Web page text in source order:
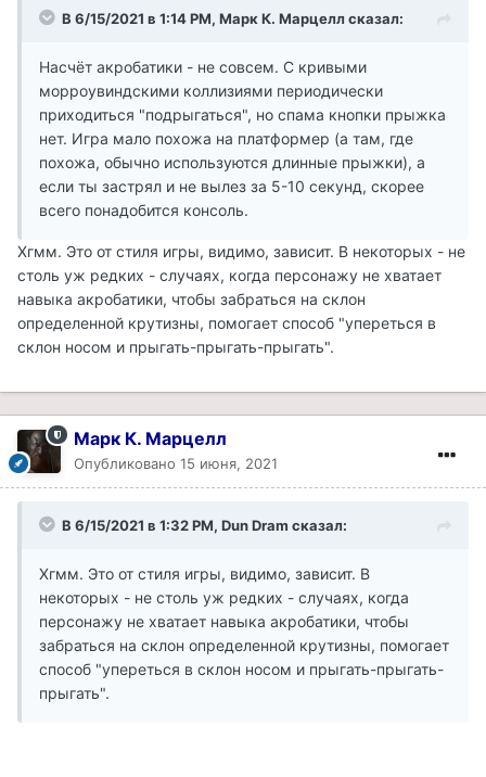
В 6/15/2021 в 1:14 PM, Марк К. Марцелл сказал:
Насчёт акробатики - не совсем. С кривыми
морроувиндскими коллизиями периодически
приходиться "подрыгаться", но спама кнопки прыжка
нет. Игра мало похожа на платформер (а там, где
похожа, обычно используются длинные прыжки), а
если ты застрял и не вылез за 5-10 секунд, скорее
всего понадобится консоль.
Хгмм. Это от стиля игры, видимо, зависит. В некоторых - не
столь уж редких - случаях, когда персонажу не хватает
навыка акробатики, чтобы забраться на склон
определенной крутизны, помогает способ "упереться в
склон носом и прыгать-прыгать-прыгать".
Марк К. Марцелл
Опубликовано 15 июня, 2021
В 6/15/2021 в 1:32 PM, Dun Dram сказал:
Хгмм. Это от стиля игры, видимо, зависит. В
некоторых - не столь уж редких - случаях, когда
персонажу не хватает навыка акробатики, чтобы
забраться на склон определенной крутизны, помогает
способ "упереться в склон носом и прыгать-прыгать-
прыгать".